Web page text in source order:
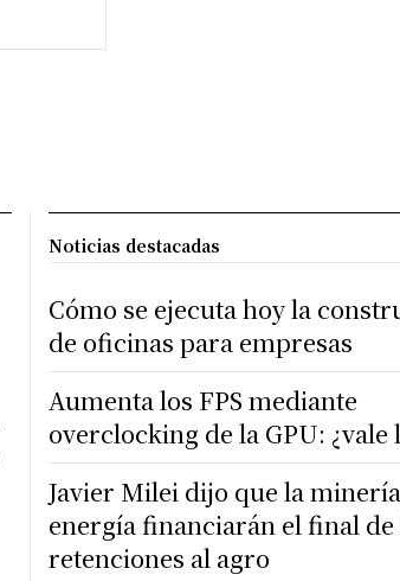
Noticias destacadas
Cómo se ejecuta hoy la
de oficinas para empresas
Aumenta los FPS mediante
overclocking de la GPU: ¿vale
Javier Milei dijo que la
energía financiarán el final de
retenciones al agro